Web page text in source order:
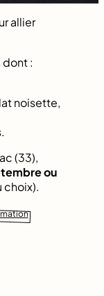
allier
:
noisette,
(33),
ou
choix).